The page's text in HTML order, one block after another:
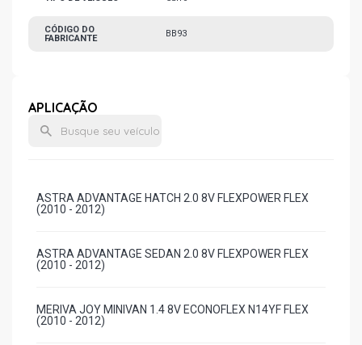
CÓDIGO DO
FABRICANTE
BB93
APLICAÇÃO
ASTRA ADVANTAGE HATCH 2.0 8V FLEXPOWER FLEX
(2010 - 2012)
ASTRA ADVANTAGE SEDAN 2.0 8V FLEXPOWER FLEX
(2010 - 2012)
MERIVA JOY MINIVAN 1.4 8V ECONOFLEX N14YF FLEX
(2010 - 2012)